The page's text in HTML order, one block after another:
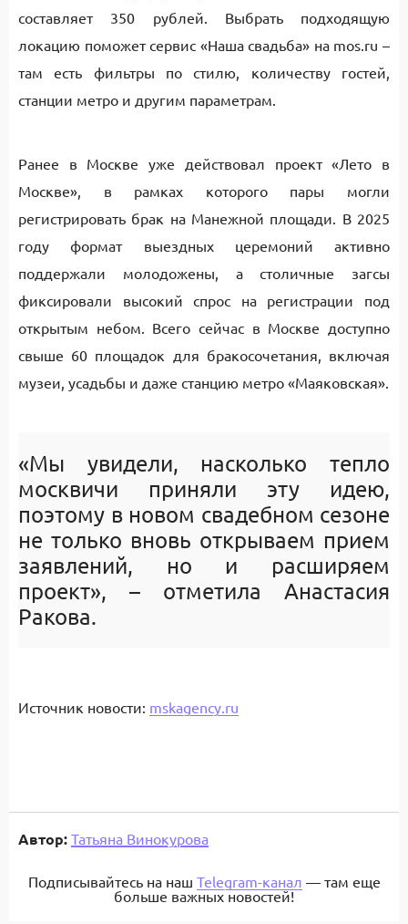
составляет 350 рублей. Выбрать подходящую
локацию поможет сервис «Наша свадьба» на mos.ru –
там есть фильтры по стилю, количеству гостей,
станции метро и другим параметрам.
Ранее в Москве уже действовал проект «Лето в
Москве», в рамках которого пары могли
регистрировать брак на Манежной площади. В 2025
году формат выездных церемоний активно
поддержали молодожены, а столичные загсы
фиксировали высокий спрос на регистрации под
открытым небом. Всего сейчас в Москве доступно
свыше 60 площадок для бракосочетания, включая
музеи, усадьбы и даже станцию метро «Маяковская».
«Мы увидели, насколько тепло
москвичи приняли эту идею,
поэтому в новом свадебном сезоне
не только вновь открываем прием
заявлений, но и расширяем
проект», – отметила Анастасия
Ракова.
Источник новости: mskagency.ru
Автор: Татьяна Винокурова
Подписывайтесь на наш Telegram-канал — там еще
больше важных новостей!